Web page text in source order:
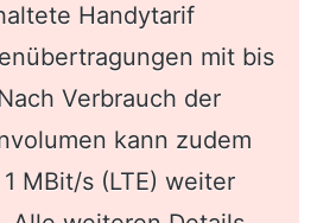
Handytarif
mit bis
Verbrauch der
kann zudem
MBit/s (LTE) weiter